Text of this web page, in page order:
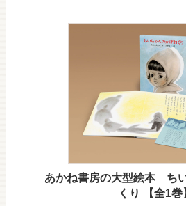
あかね書房の大型絵本 ち
くり 【全1巻